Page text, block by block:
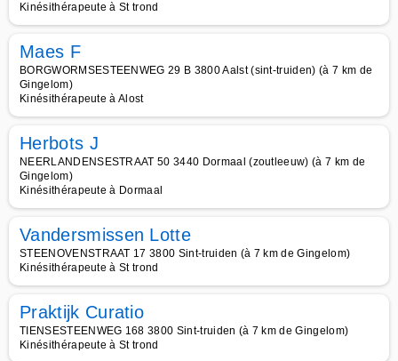
Kinésithérapeute à St trond
Maes F
BORGWORMSESTEENWEG 29 B 3800 Aalst (sint-truiden) (à 7 km de
Gingelom)
Kinésithérapeute à Alost
Herbots J
NEERLANDENSESTRAAT 50 3440 Dormaal (zoutleeuw) (à 7 km de
Gingelom)
Kinésithérapeute à Dormaal
Vandersmissen Lotte
STEENOVENSTRAAT 17 3800 Sint-truiden (à 7 km de Gingelom)
Kinésithérapeute à St trond
Praktijk Curatio
TIENSESTEENWEG 168 3800 Sint-truiden (à 7 km de Gingelom)
Kinésithérapeute à St trond